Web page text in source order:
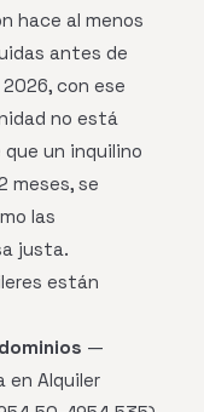
hace al menos
antes de
con ese
no está
un inquilino
meses, se
las
justa.
están
—
en Alquiler